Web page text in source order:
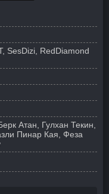
SesDizi, RedDiamond
Атан, Гулхан Текин,
Пинар Кая, Феза